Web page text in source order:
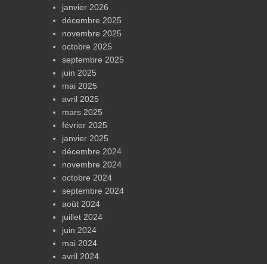
janvier 2026
décembre 2025
novembre 2025
octobre 2025
septembre 2025
juin 2025
mai 2025
avril 2025
mars 2025
février 2025
janvier 2025
décembre 2024
novembre 2024
octobre 2024
septembre 2024
août 2024
juillet 2024
juin 2024
mai 2024
avril 2024